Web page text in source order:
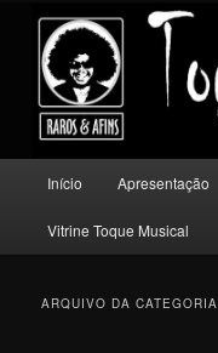
conteúdo
principal
conteúdo
secundário
Toque
Um lugar para quem
principal
Início Apresentação
Vitrine Toque Musical
ARQUIVO DA